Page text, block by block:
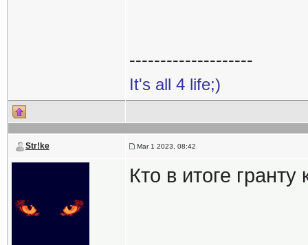
--------------------
It's all 4 life;)
Str!ke Mar 1 2023, 08:42
Кто в итоге